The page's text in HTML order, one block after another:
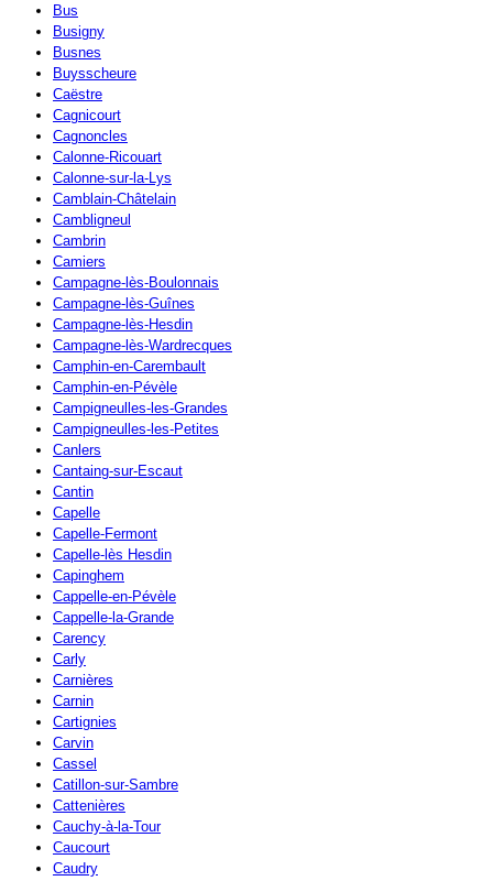
Bus
Busigny
Busnes
Buysscheure
Caëstre
Cagnicourt
Cagnoncles
Calonne-Ricouart
Calonne-sur-la-Lys
Camblain-Châtelain
Cambligneul
Cambrin
Camiers
Campagne-lès-Boulonnais
Campagne-lès-Guînes
Campagne-lès-Hesdin
Campagne-lès-Wardrecques
Camphin-en-Carembault
Camphin-en-Pévèle
Campigneulles-les-Grandes
Campigneulles-les-Petites
Canlers
Cantaing-sur-Escaut
Cantin
Capelle
Capelle-Fermont
Capelle-lès Hesdin
Capinghem
Cappelle-en-Pévèle
Cappelle-la-Grande
Carency
Carly
Carnières
Carnin
Cartignies
Carvin
Cassel
Catillon-sur-Sambre
Cattenières
Cauchy-à-la-Tour
Caucourt
Caudry